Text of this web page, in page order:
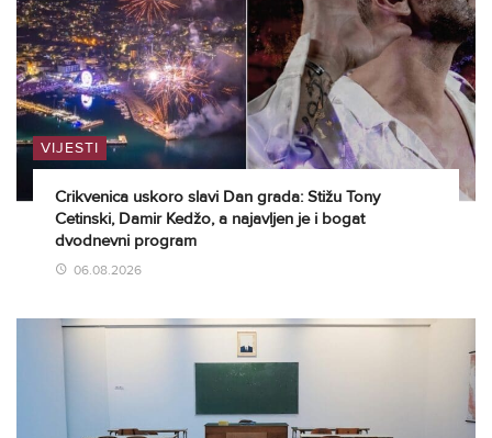
VIJESTI
Crikvenica uskoro slavi Dan grada: Stižu Tony
Cetinski, Damir Kedžo, a najavljen je i bogat
dvodnevni program
06.08.2026